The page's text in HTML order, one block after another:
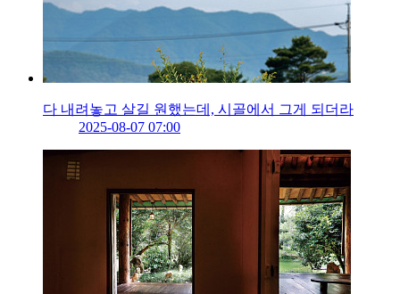
다 내려놓고 살길 원했는데, 시골에서 그게 되더라
2025-08-07 07:00